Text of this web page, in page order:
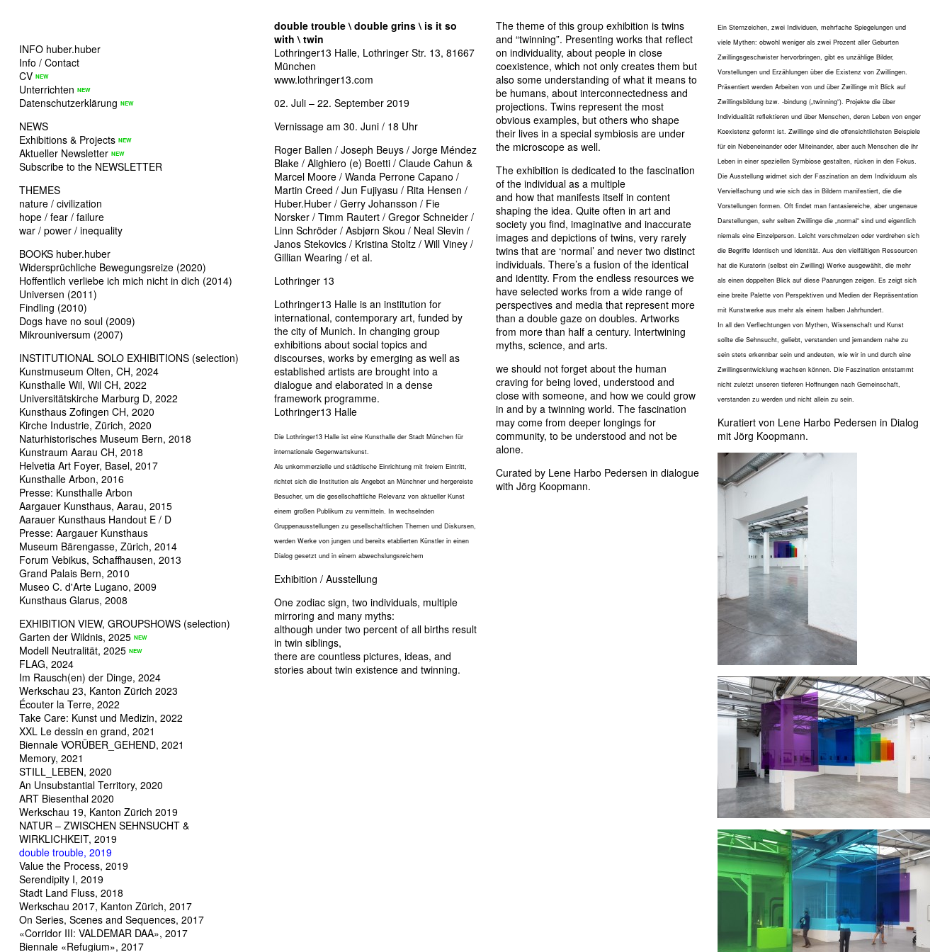
INFO huber.huber
Info / Contact
CV
Unterrichten
Datenschutzerklärung
NEWS
Exhibitions & Projects
Aktueller Newsletter
Subscribe to the NEWSLETTER
THEMES
nature / civilization
hope / fear / failure
war / power / inequality
BOOKS huber.huber
Widersprüchliche Bewegungsreize (2020)
Hoffentlich verliebe ich mich nicht in dich (2014)
Universen (2011)
Findling (2010)
Dogs have no soul (2009)
Mikrouniversum (2007)
INSTITUTIONAL SOLO EXHIBITIONS (selection)
Kunstmuseum Olten, CH, 2024
Kunsthalle Wil, Wil CH, 2022
Universitätskirche Marburg D, 2022
Kunsthaus Zofingen CH, 2020
Kirche Industrie, Zürich, 2020
Naturhistorisches Museum Bern, 2018
Kunstraum Aarau CH, 2018
Helvetia Art Foyer, Basel, 2017
Kunsthalle Arbon, 2016
Presse: Kunsthalle Arbon
Aargauer Kunsthaus, Aarau, 2015
Aarauer Kunsthaus Handout E / D
Presse: Aargauer Kunsthaus
Museum Bärengasse, Zürich, 2014
Forum Vebikus, Schaffhausen, 2013
Grand Palais Bern, 2010
Museo C. d'Arte Lugano, 2009
Kunsthaus Glarus, 2008
EXHIBITION VIEW, GROUPSHOWS (selection)
Garten der Wildnis, 2025
Modell Neutralität, 2025
FLAG, 2024
Im Rausch(en) der Dinge, 2024
Werkschau 23, Kanton Zürich 2023
Écouter la Terre, 2022
Take Care: Kunst und Medizin, 2022
XXL Le dessin en grand, 2021
Biennale VORÜBER_GEHEND, 2021
Memory, 2021
STILL_LEBEN, 2020
An Unsubstantial Territory, 2020
ART Biesenthal 2020
Werkschau 19, Kanton Zürich 2019
NATUR – ZWISCHEN SEHNSUCHT &
WIRKLICHKEIT, 2019
double trouble, 2019
Value the Process, 2019
Serendipity I, 2019
Stadt Land Fluss, 2018
Werkschau 2017, Kanton Zürich, 2017
On Series, Scenes and Sequences, 2017
«Corridor III: VALDEMAR DAA», 2017
Biennale «Refugium», 2017
double trouble \ double grins \ is it so
with \ twin
Lothringer13 Halle, Lothringer Str. 13, 81667
München
www.lothringer13.com
02. Juli – 22. September 2019
Vernissage am 30. Juni / 18 Uhr
Roger Ballen / Joseph Beuys / Jorge Méndez
Blake / Alighiero (e) Boetti / Claude Cahun &
Marcel Moore / Wanda Perrone Capano /
Martin Creed / Jun Fujiyasu / Rita Hensen /
Huber.Huber / Gerry Johansson / Fie
Norsker / Timm Rautert / Gregor Schneider /
Linn Schröder / Asbjørn Skou / Neal Slevin /
Janos Stekovics / Kristina Stoltz / Will Viney /
Gillian Wearing / et al.
Lothringer 13
Lothringer13 Halle is an institution for
international, contemporary art, funded by
the city of Munich. In changing group
exhibitions about social topics and
discourses, works by emerging as well as
established artists are brought into a
dialogue and elaborated in a dense
framework programme.
Lothringer13 Halle
Die Lothringer13 Halle ist eine Kunsthalle der Stadt München für
internationale Gegenwartskunst.
Als unkommerzielle und städtische Einrichtung mit freiem Eintritt,
richtet sich die Institution als Angebot an Münchner und hergereiste
Besucher, um die gesellschaftliche Relevanz von aktueller Kunst
einem großen Publikum zu vermitteln. In wechselnden
Gruppenausstellungen zu gesellschaftlichen Themen und Diskursen,
werden Werke von jungen und bereits etablierten Künstler in einen
Dialog gesetzt und in einem abwechslungsreichem
Exhibition / Ausstellung
One zodiac sign, two individuals, multiple
mirroring and many myths:
although under two percent of all births result
in twin siblings,
there are countless pictures, ideas, and
stories about twin existence and twinning.
The theme of this group exhibition is twins
and “twinning”. Presenting works that reflect
on individuality, about people in close
coexistence, which not only creates them but
also some understanding of what it means to
be humans, about interconnectedness and
projections. Twins represent the most
obvious examples, but others who shape
their lives in a special symbiosis are under
the microscope as well.
The exhibition is dedicated to the fascination
of the individual as a multiple
and how that manifests itself in content
shaping the idea. Quite often in art and
society you find, imaginative and inaccurate
images and depictions of twins, very rarely
twins that are ‘normal’ and never two distinct
individuals. There’s a fusion of the identical
and identity. From the endless resources we
have selected works from a wide range of
perspectives and media that represent more
than a double gaze on doubles. Artworks
from more than half a century. Intertwining
myths, science, and arts.
we should not forget about the human
craving for being loved, understood and
close with someone, and how we could grow
in and by a twinning world. The fascination
may come from deeper longings for
community, to be understood and not be
alone.
Curated by Lene Harbo Pedersen in dialogue
with Jörg Koopmann.
Ein Sternzeichen, zwei Individuen, mehrfache Spiegelungen und
viele Mythen: obwohl weniger als zwei Prozent aller Geburten
Zwillingsgeschwister hervorbringen, gibt es unzählige Bilder,
Vorstellungen und Erzählungen über die Existenz von Zwillingen.
Präsentiert werden Arbeiten von und über Zwillinge mit Blick auf
Zwillingsbildung bzw. -bindung („twinning“). Projekte die über
Individualität reflektieren und über Menschen, deren Leben von enger
Koexistenz geformt ist. Zwillinge sind die offensichtlichsten Beispiele
für ein Nebeneinander oder Miteinander, aber auch Menschen die ihr
Leben in einer speziellen Symbiose gestalten, rücken in den Fokus.
Die Ausstellung widmet sich der Faszination an dem Individuum als
Vervielfachung und wie sich das in Bildern manifestiert, die die
Vorstellungen formen. Oft findet man fantasiereiche, aber ungenaue
Darstellungen, sehr selten Zwillinge die „normal“ sind und eigentlich
niemals eine Einzelperson. Leicht verschmelzen oder verdrehen sich
die Begriffe Identisch und Identität. Aus den vielfältigen Ressourcen
hat die Kuratorin (selbst ein Zwilling) Werke ausgewählt, die mehr
als einen doppelten Blick auf diese Paarungen zeigen. Es zeigt sich
eine breite Palette von Perspektiven und Medien der Repräsentation
mit Kunstwerke aus mehr als einem halben Jahrhundert.
In all den Verflechtungen von Mythen, Wissenschaft und Kunst
sollte die Sehnsucht, geliebt, verstanden und jemandem nahe zu
sein stets erkennbar sein und andeuten, wie wir in und durch eine
Zwillingsentwicklung wachsen können. Die Faszination entstammt
nicht zuletzt unseren tieferen Hoffnungen nach Gemeinschaft,
verstanden zu werden und nicht allein zu sein.
Kuratiert von Lene Harbo Pedersen in Dialog
mit Jörg Koopmann.